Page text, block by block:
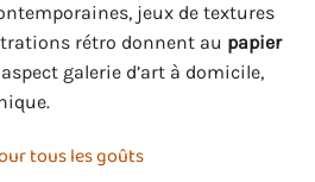
jeux de textures
rétro donnent au papier
galerie d’art à domicile,
tous les goûts